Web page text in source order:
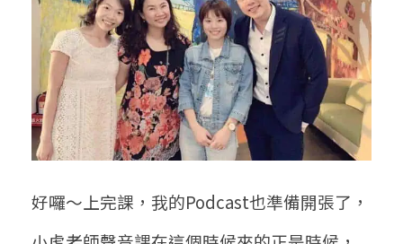
好囉〜上完課，我的Podcast也準備開張了，